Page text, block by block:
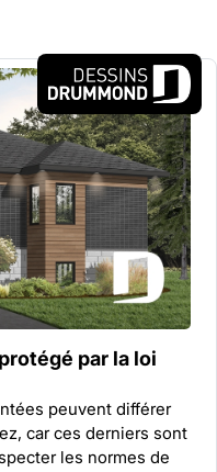
par la loi
peuvent différer
car ces derniers sont
les normes de